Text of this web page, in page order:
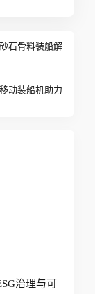
石骨料装船解
动装船机助力
治理与可